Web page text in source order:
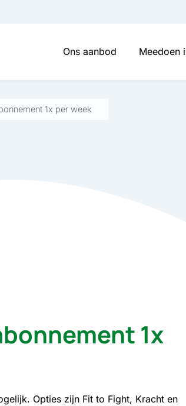
Ons aanbod Meedoen
1x per week
1x
Opties zijn Fit to Fight, Kracht en